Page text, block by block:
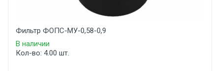
Фильтр ФОПС-МУ-0,58-0,9
В наличии
Кол-во: 4.00 шт.